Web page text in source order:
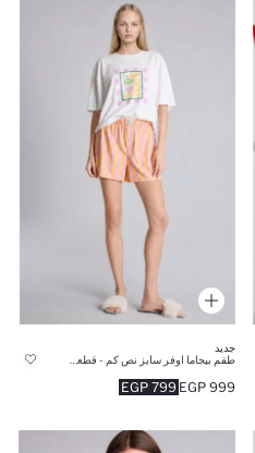
جديد
799 EGP 999 EGP